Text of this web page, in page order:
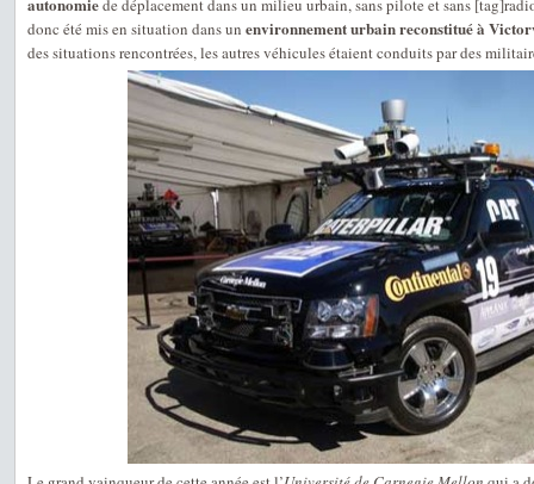
de déplacement dans un milieu urbain, sans pilote et sans
donc été mis en situation dans un environnement urbain reconstitué à
des situations rencontrées, les autres véhicules étaient conduits par des